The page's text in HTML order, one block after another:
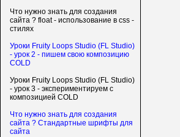
Что нужно знать для создания
сайта ? float - использование в css -
стилях
Уроки Fruity Loops Studio (FL Studio)
- урок 2 - пишем свою композицию
COLD
Уроки Fruity Loops Studio (FL Studio)
- урок 3 - экспериментируем с
композицией COLD
Что нужно знать для создания
сайта ? Стандартные шрифты для
сайта